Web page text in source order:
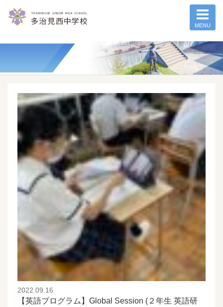
MENU
2022.09.16
【英語プログラム】Global Session (２年生 英語研